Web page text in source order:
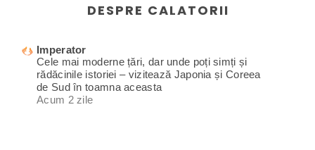
DESPRE CALATORII
Imperator
Cele mai moderne țări, dar unde poți simți și
rădăcinile istoriei – vizitează Japonia și Coreea
de Sud în toamna aceasta
Acum 2 zile